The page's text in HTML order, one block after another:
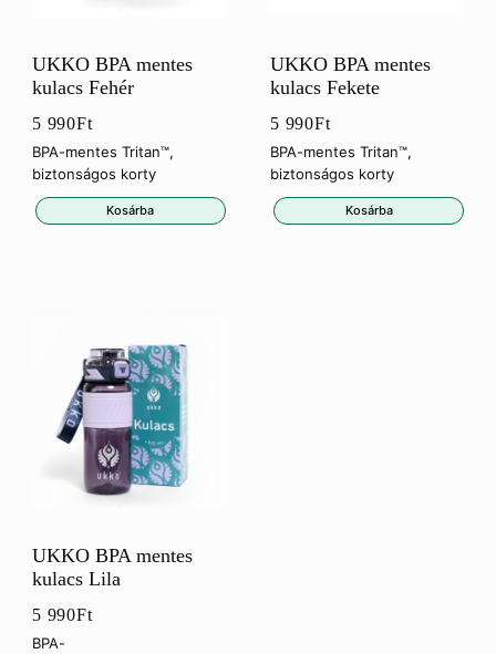
UKKO BPA mentes
kulacs Fehér
5 990Ft
BPA-mentes Tritan™,
biztonságos korty
Kosárba
UKKO BPA mentes
kulacs Fekete
5 990Ft
BPA-mentes Tritan™,
biztonságos korty
Kosárba
UKKO BPA mentes
kulacs Lila
5 990Ft
BPA-